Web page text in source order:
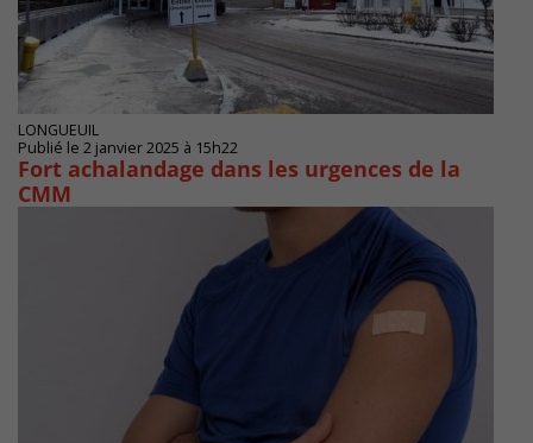
LONGUEUIL
Publié le 2 janvier 2025 à 15h22
Fort achalandage dans les urgences de la
CMM